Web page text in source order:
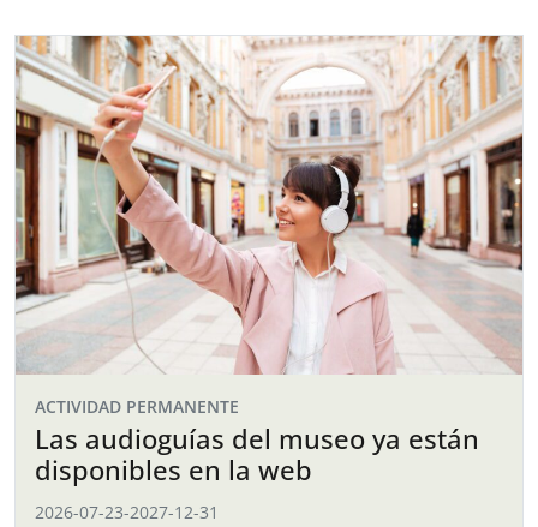
ACTIVIDAD PERMANENTE
Las audioguías del museo ya están
disponibles en la web
2026-07-23-2027-12-31